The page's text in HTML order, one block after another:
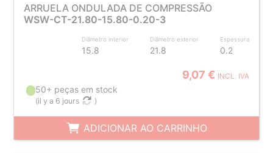
ARRUELA ONDULADA DE COMPRESSÃO
WSW-CT-21.80-15.80-0.20-3
Diâmetro interior
15.8
Diâmetro exterior
21.8
Espessura
0.2
9,07 € INCL. IVA
50+ peças em stock
(il y a 6 jours )
ADICIONAR AO CARRINHO